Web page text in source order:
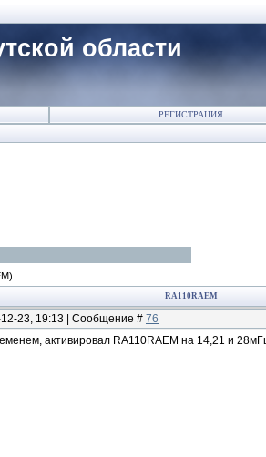
области
РЕГИСТРАЦИЯ
RA110RAEM
23, 19:13 | Сообщение # 76
активировал RA110RAEM на 14,21 и